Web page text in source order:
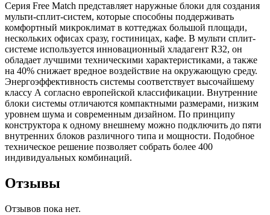
Серия Free Match представляет наружные блоки для создания
мульти-сплит-систем, которые способны поддерживать
комфортный микроклимат в коттеджах большой площади,
нескольких офисах сразу, гостиницах, кафе. В мульти сплит-
системе используется инновационный хладагент R32, он
обладает лучшими техническими характеристиками, а также
на 40% снижает вредное воздействие на окружающую среду.
Энергоэффективность системы соответствует высочайшему
классу А согласно европейской классификации. Внутренние
блоки системы отличаются компактными размерами, низким
уровнем шума и современным дизайном. По принципу
конструктора к одному внешнему можно подключить до пяти
внутренних блоков различного типа и мощности. Подобное
техническое решение позволяет собрать более 400
индивидуальных комбинаций.
Отзывы
Отзывов пока нет.